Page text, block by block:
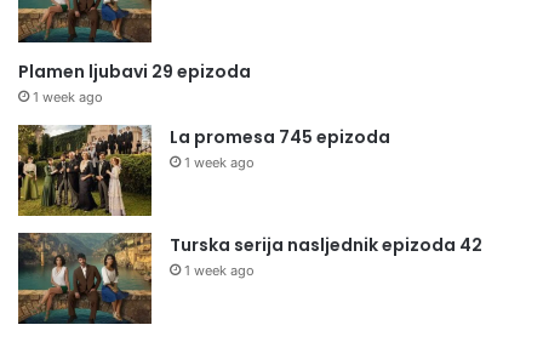
Plamen ljubavi 29 epizoda
1 week ago
La promesa 745 epizoda
1 week ago
Turska serija nasljednik epizoda 42
1 week ago